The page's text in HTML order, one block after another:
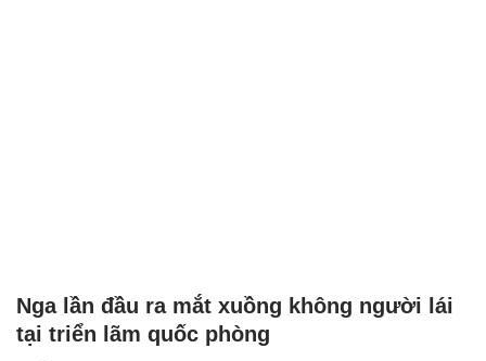
Nga lần đầu ra mắt xuồng không người lái
tại triển lãm quốc phòng